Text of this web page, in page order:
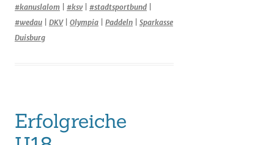
#kanuslalom
#ksv #stadtsportbund
#wedau
DKV| Olympia Paddeln
Sparkasse
Duisburg
Erfolgreiche